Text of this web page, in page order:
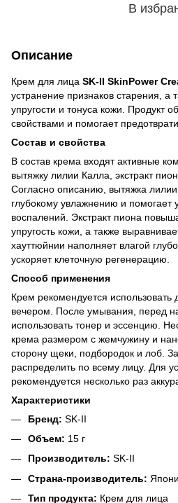
В
Описание
Крем для лица SK-II SkinPower
устранение признаков старения, а
упругости и тонуса кожи. Продукт
свойствами и помогает
Состав и свойства
В состав крема входят активные
вытяжку лилии Калла, экстракт
Согласно описанию, вытяжка лилии
глубокому увлажнению и помогает
воспалений. Экстракт пиона
упругость кожи, а также
хауттюйнии наполняет влагой
ускоряет клеточную регенерацию.
Способ применения
Крем рекомендуется
вечером. После умывания, перед
использовать тонер и эссенцию.
крема размером с жемчужину и
сторону щеки, подбородок и лоб.
распределить по всему лицу. Для
рекомендуется несколько раз
Характеристики
Бренд: SK-II
Объем: 15 г
Производитель: SK-II
Страна-производитель:
Тип продукта: Крем для лица